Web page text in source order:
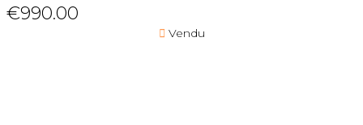
€990.00
 Vendu